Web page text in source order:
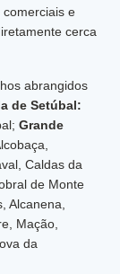
comerciais e
cerca
abrangidos
de Setúbal:
Grande
Caldas da
de Monte
Alcanena,
Mação,
da